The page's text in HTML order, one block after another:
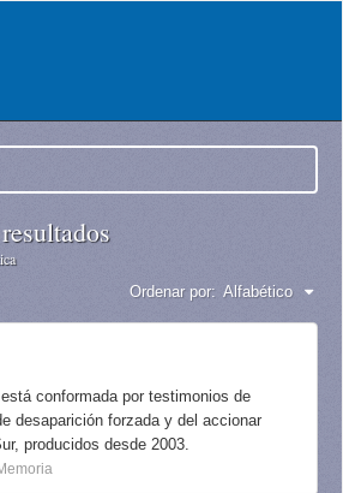
Ordenar por: Alfabético
conformada por testimonios de
desaparición forzada y del accionar
producidos desde 2003.